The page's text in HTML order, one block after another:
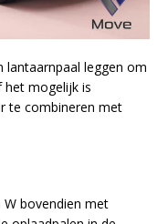
lantaarnpaal leggen om
het mogelijk is
te combineren met
bovendien met